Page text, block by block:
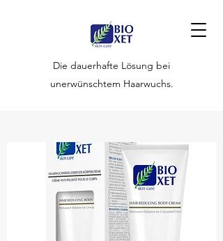
Die dauerhafte Lösung bei
unerwünschtem Haarwuchs.